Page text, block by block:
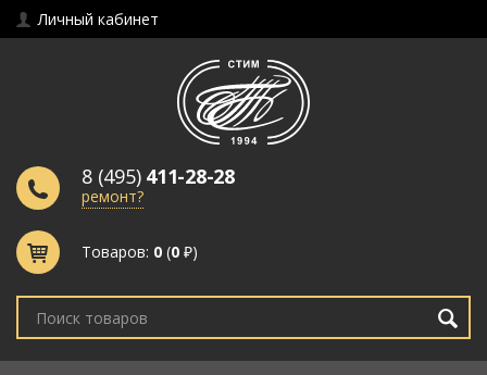
Личный кабинет
8 (495) 411-28-28
ремонт?
Товаров: 0 (0 ₽)